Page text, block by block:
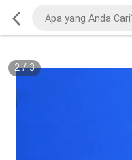
2/3